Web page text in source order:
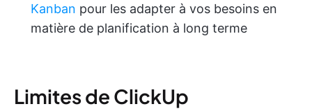
Kanban pour les adapter à vos besoins en
matière de planification à long terme
Limites de ClickUp